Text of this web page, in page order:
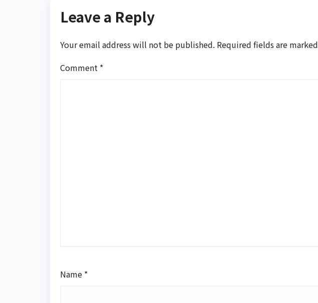
Leave a Reply
Your email address will not be published. Required fields are marked
Comment *
Name *